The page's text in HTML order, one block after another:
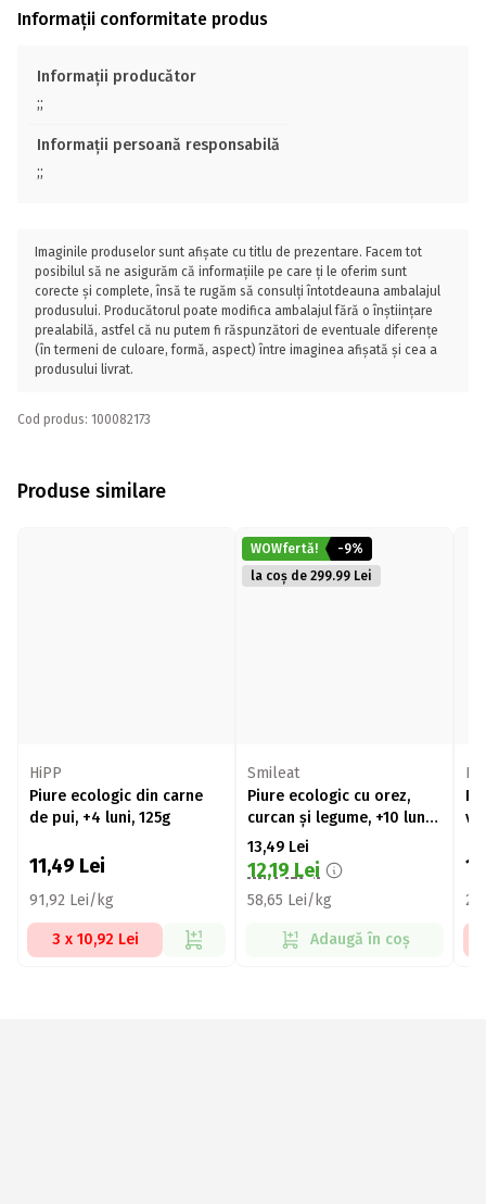
Informații conformitate produs
Informații producător
;;
Informații persoană responsabilă
;;
Imaginile produselor sunt afișate cu titlu de prezentare. Facem tot
posibilul să ne asigurăm că informațiile pe care ți le oferim sunt
corecte și complete, însă te rugăm să consulți întotdeauna ambalajul
produsului. Producătorul poate modifica ambalajul fără o înștiințare
prealabilă, astfel că nu putem fi răspunzători de eventuale diferențe
(în termeni de culoare, formă, aspect) între imaginea afișată și cea a
produsului livrat.
Cod produs: 100082173
Produse similare
HiPP
Piure ecologic din carne
de pui, +4 luni, 125g
11,49 Lei
91,92 Lei/kg
3 x 10,92 Lei
WOWfertă!
-9%
la coș de 299.99 Lei
Smileat
Piure ecologic cu orez,
curcan și legume, +10 luni,
230g
13,49 Lei
12,19 Lei
58,65 Lei/kg
Adaugă în coș